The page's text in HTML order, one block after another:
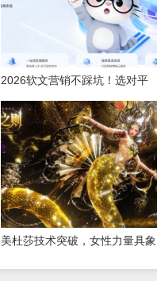
2026软文营销不踩坑！选对平
台，小预算也能撬动大流量
美杜莎技术突破，女性力量具象
化！《以闪亮之名》三周年版本